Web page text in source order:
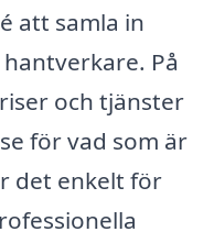
att samla in
På
och tjänster
för vad som är
det enkelt för